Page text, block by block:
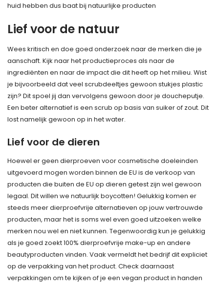
huid hebben dus baat bij natuurlijke producten
Lief voor de natuur
Wees kritisch en doe goed onderzoek naar de merken die je
aanschaft. Kijk naar het productieproces als naar de
ingrediënten en naar de impact die dit heeft op het milieu. Wist
je bijvoorbeeld dat veel scrubdeeltjes gewoon stukjes plastic
zijn? Dit spoel jij dan vervolgens gewoon door je doucheputje.
Een beter alternatief is een scrub op basis van suiker of zout. Dit
lost namelijk gewoon op in het water.
Lief voor de dieren
Hoewel er geen dierproeven voor cosmetische doeleinden
uitgevoerd mogen worden binnen de EU is de verkoop van
producten die buiten de EU op dieren getest zijn wel gewoon
legaal. Dit willen we natuurlijk boycotten! Gelukkig komen er
steeds meer dierproefvrije alternatieven op jouw vertrouwde
producten, maar het is soms wel even goed uitzoeken welke
merken nou wel en niet kunnen. Tegenwoordig kun je gelukkig
als je goed zoekt 100% dierproefvrije make-up en andere
beautyproducten vinden. Vaak vermeldt het bedrijf dit expliciet
op de verpakking van het product. Check daarnaast
verpakkingen om te kijken of je een vegan product in handen